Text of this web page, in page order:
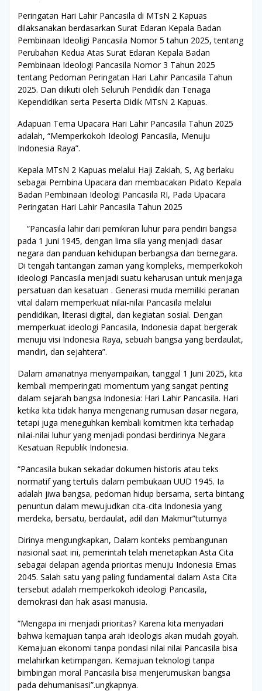
Peringatan Hari Lahir Pancasila di MTsN 2 Kapuas
dilaksanakan berdasarkan Surat Edaran Kepala Badan
Pembinaan Ideoligi Pancasila Nomor 5 tahun 2025, tentang
Perubahan Kedua Atas Surat Edaran Kepala Badan
Pembinaan Ideologi Pancasila Nomor 3 Tahun 2025
tentang Pedoman Peringatan Hari Lahir Pancasila Tahun
2025. Dan diikuti oleh Seluruh Pendidik dan Tenaga
Kependidikan serta Peserta Didik MTsN 2 Kapuas.
Adapuan Tema Upacara Hari Lahir Pancasila Tahun 2025
adalah, “Memperkokoh Ideologi Pancasila, Menuju
Indonesia Raya”.
Kepala MTsN 2 Kapuas melalui Haji Zakiah, S, Ag berlaku
sebagai Pembina Upacara dan membacakan Pidato Kepala
Badan Pembinaan Ideologi Pancasila RI, Pada Upacara
Peringatan Hari Lahir Pancasila Tahun 2025
“Pancasila lahir dari pemikiran luhur para pendiri bangsa
pada 1 Juni 1945, dengan lima sila yang menjadi dasar
negara dan panduan kehidupan berbangsa dan bernegara.
Di tengah tantangan zaman yang kompleks, memperkokoh
ideologi Pancasila menjadi suatu keharusan untuk menjaga
persatuan dan kesatuan . Generasi muda memiliki peranan
vital dalam memperkuat nilai-nilai Pancasila melalui
pendidikan, literasi digital, dan kegiatan sosial. Dengan
memperkuat ideologi Pancasila, Indonesia dapat bergerak
menuju visi Indonesia Raya, sebuah bangsa yang berdaulat,
mandiri, dan sejahtera”.
Dalam amanatnya menyampaikan, tanggal 1 Juni 2025, kita
kembali memperingati momentum yang sangat penting
dalam sejarah bangsa Indonesia: Hari Lahir Pancasila. Hari
ketika kita tidak hanya mengenang rumusan dasar negara,
tetapi juga meneguhkan kembali komitmen kita terhadap
nilai-nilai luhur yang menjadi pondasi berdirinya Negara
Kesatuan Republik Indonesia.
“Pancasila bukan sekadar dokumen historis atau teks
normatif yang tertulis dalam pembukaan UUD 1945. Ia
adalah jiwa bangsa, pedoman hidup bersama, serta bintang
penuntun dalam mewujudkan cita-cita Indonesia yang
merdeka, bersatu, berdaulat, adil dan Makmur”tuturnya
Dirinya mengungkapkan, Dalam konteks pembangunan
nasional saat ini, pemerintah telah menetapkan Asta Cita
sebagai delapan agenda prioritas menuju Indonesia Emas
2045. Salah satu yang paling fundamental dalam Asta Cita
tersebut adalah memperkokoh ideologi Pancasila,
demokrasi dan hak asasi manusia.
“Mengapa ini menjadi prioritas? Karena kita menyadari
bahwa kemajuan tanpa arah ideologis akan mudah goyah.
Kemajuan ekonomi tanpa pondasi nilai nilai Pancasila bisa
melahirkan ketimpangan. Kemajuan teknologi tanpa
bimbingan moral Pancasila bisa menjerumuskan bangsa
pada dehumanisasi”.ungkapnya.